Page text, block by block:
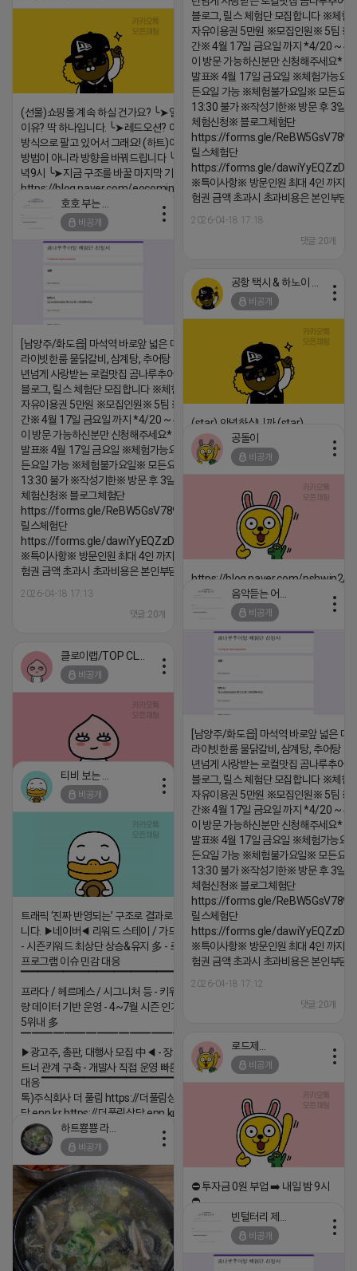
블로그, 릴스 체험단 모집합니다 ※체험
자유이용권 5만원 ※모집인원※ 5팀 ※
간※ 4월 17일 금요일 까지 *4/20 ~ 4/
이 방문 가능하신분만 신청해주세요* ※
발표※ 4월 17일 금요일 ※체험가능요
든요일 가능 ※체험불가요일※ 모든요
13:30 불가 ※작성기한※ 방문 후 3일
체험신청※ 블로그체험단
https://forms.gle/
릴스체험단
https://forms.gle/
※특이사항※ 방문인원 최대 4인 까지
험권 금액 초과시 초과비용은 본인부담
2026-04-18 17:18
댓글:20개
(선물)쇼핑몰 계속 하실 건가요? ╰➤열심히 해도 안되는
이유? 딱 하나입니다. ╰➤레드오션? 아니요! ╰➤모두 같은
방식으로 팔고 있어서 그래요! (하트)이번엔 다릅니다. ╰➤
방법이 아니라 방향을 바꿔드립니다 ╰➤4월 21일(화) 저
녁9시 ╰➤지금 구조를 바꿀 마지막 기회
https://blog.naver.com/eocomim/224250518436
2026-04-18 17:15
비공개
[남양주/화도읍] 마석역 바로앞 넓은 매장과, 프
라이빗한룸 물닭갈비, 삼계탕, 추어탕 맛집 10
년넘게 사랑받는 로컬맛집 곰나루추어탕에서
블로그, 릴스 체험단 모집합니다 ※체험메뉴※
자유이용권 5만원 ※모집인원※ 5팀 ※모집기
간※ 4월 17일 금요일 까지 *4/20 ~ 4/26 사
이 방문 가능하신분만 신청해주세요* ※체험단
발표※ 4월 17일 금요일 ※체험가능요일※ 모
든요일 가능 ※체험불가요일※ 모든요일 12 ~
13:30 불가 ※작성기한※ 방문 후 3일 이내 ※
체험신청※ 블로그체험단
https://forms.gle/ReBW5GsV789ur2Pz6
릴스체험단
https://forms.gle/dawiYyEQZzDdqf8W8
※특이사항※ 방문인원 최대 4인 까지 가능 체
험권 금액 초과시 초과비용은 본인부담입니다.
2026-04-18 17:13
댓글:20개
비공개
(star) 안녕하십니까 (star)
2026-04-18 17:12
공돌이
비공개
https://blog.naver.com/pshwin2/
2026-04-18 17:12
비공개
[남양주/화도읍] 마석역 바로앞 넓은 매
라이빗한룸 물닭갈비, 삼계탕, 추어탕 맛
년넘게 사랑받는 로컬맛집 곰나루추어
블로그, 릴스 체험단 모집합니다 ※체험
자유이용권 5만원 ※모집인원※ 5팀 ※
간※ 4월 17일 금요일 까지 *4/20 ~ 4/
이 방문 가능하신분만 신청해주세요* ※
발표※ 4월 17일 금요일 ※체험가능요
든요일 가능 ※체험불가요일※ 모든요
13:30 불가 ※작성기한※ 방문 후 3일
체험신청※ 블로그체험단
https://forms.gle/
릴스체험단
https://forms.gle/
※특이사항※ 방문인원 최대 4인 까지
험권 금액 초과시 초과비용은 본인부담
2026-04-18 17:12
댓글:20개
비공개
2026-04-18 17:05
비공개
트래픽 ‘진짜 반영되는’ 구조로 결과로 보여드립
니다. ▶네이버◀ 리워드 스테이 / 가드 / 자몽 등
- 시즌키워드 최상단 상승&유지 多 - 로직변화,
프로그램 이슈 민감 대응
▔▔▔▔▔▔▔▔▔▔▔▔▔▔▔▔▔▔ ▶쿠팡◀
프라다 / 헤르메스 / 시그니처 등 - 키워드 검색
량 데이터 기반 운영 - 4~7월 시즌 인기 키워드
5위내 多
▔▔▔▔▔▔▔▔▔▔▔▔▔▔▔▔▔▔
▶광고주, 총판, 대행사 모집 中◀ - 장기 협업 파
트너 관계 구축 - 개발사 직접 운영 빠른 피드백
대응 ▔▔▔▔▔▔▔▔▔▔▔▔▔▔▔▔▔▔ (카
톡)주식회사 더 풀림 https://더풀림상
담.enn.kr https://더풀림상담.enn.kr
2026-04-18 17:26
비공개
⛔️ 투자금 0원 부업 ➡️ 내일 밤 9시
⛔️
2026-04-18 17:23
하트뿅뿅 라이언
비공개
비공개